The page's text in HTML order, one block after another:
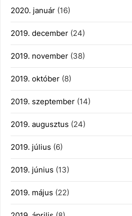
2020. január (16)
2019. december (24)
2019. november (38)
2019. október (8)
2019. szeptember (14)
2019. augusztus (24)
2019. július (6)
2019. június (13)
2019. május (22)